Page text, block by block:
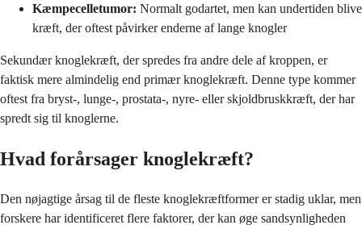
Kæmpecelletumor: Normalt godartet, men kan undertiden blive
kræft, der oftest påvirker enderne af lange knogler
Sekundær knoglekræft, der spredes fra andre dele af kroppen, er
faktisk mere almindelig end primær knoglekræft. Denne type kommer
oftest fra bryst-, lunge-, prostata-, nyre- eller skjoldbruskkræft, der har
spredt sig til knoglerne.
Hvad forårsager knoglekræft?
Den nøjagtige årsag til de fleste knoglekræftformer er stadig uklar, men
forskere har identificeret flere faktorer, der kan øge sandsynligheden